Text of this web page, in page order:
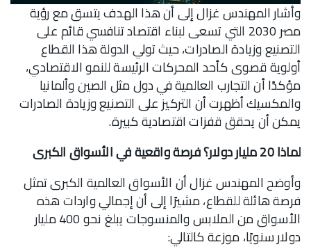
وأشار المهندس غزال إلى أن هذا الهدف يتسق مع رؤية
مصر 2030 التي تسعى لبناء اقتصاد تنافسي قائم على
التصنيع وزيادة الصادرات، حيث تولي الدولة هذا القطاع
أولوية قصوى كأحد المحركات الرئيسة للنمو الاقتصادي،
مؤكدًا أن التجارب العالمية في دول مثل الصين وألمانيا
والمكسيك أظهرت أن التركيز على التصنيع وزيادة الصادرات
يمكن أن يحقق قفزات اقتصادية كبيرة.
لماذا 20 مليار دولار؟ فرصة واقعية في الأسواق الكبرى
وأوضح المهندس غزال أن الأسواق العالمية الكبرى تمثل
فرصة هائلة للقطاع، مشيرًا إلى أن إجمالي واردات هذه
الأسواق من الملابس والمنسوجات يبلغ نحو 400 مليار
دولار سنويًا، موزعة كالتالي: